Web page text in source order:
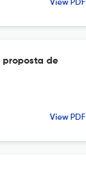
View PDF
proposta de
View PDF